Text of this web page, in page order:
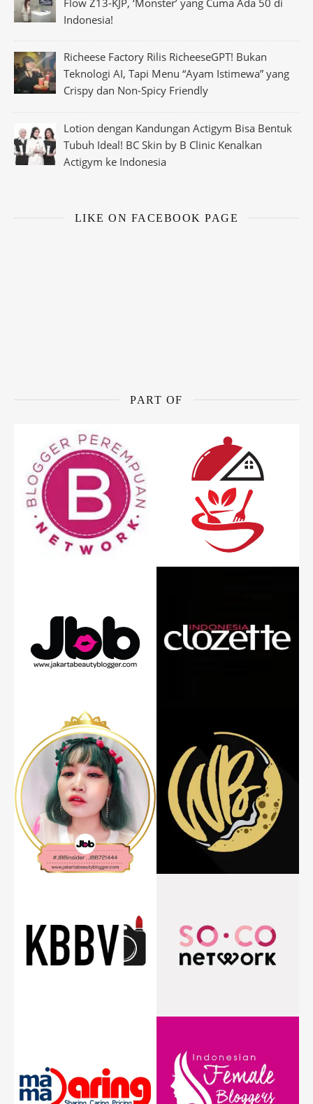
Indonesia!
Richeese Factory Rilis RicheeseGPT! Bukan
Teknologi AI, Tapi Menu “Ayam Istimewa” yang
Crispy dan Non-Spicy Friendly
Lotion dengan Kandungan Actigym Bisa Bentuk
Tubuh Ideal! BC Skin by B Clinic Kenalkan
Actigym ke Indonesia
LIKE ON FACEBOOK PAGE
PART OF